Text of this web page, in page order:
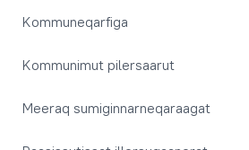
Kommuneqarfiga
Kommunimut pilersaarut
Meeraq sumiginnarneqaraagat